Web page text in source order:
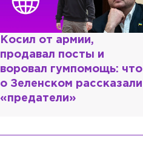
Косил от армии,
продавал посты и
воровал гумпомощь: что
о Зеленском рассказали
«предатели»